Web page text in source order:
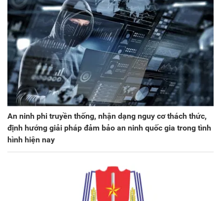
An ninh phi truyền thống, nhận dạng nguy cơ thách thức,
định hướng giải pháp đảm bảo an ninh quốc gia trong tình
hình hiện nay